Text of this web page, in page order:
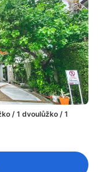
/ 1 dvoulůžko / 1